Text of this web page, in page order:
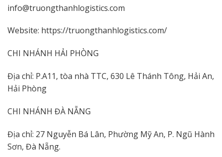
info@truongthanhlogistics.com
Website: https://truongthanhlogistics.com/
CHI NHÁNH HẢI PHÒNG
Địa chỉ: P.A11, tòa nhà TTC, 630 Lê Thánh Tông, Hải An,
Hải Phòng
CHI NHÁNH ĐÀ NẴNG
Địa chỉ: 27 Nguyễn Bá Lân, Phường Mỹ An, P. Ngũ Hành
Sơn, Đà Nẵng.